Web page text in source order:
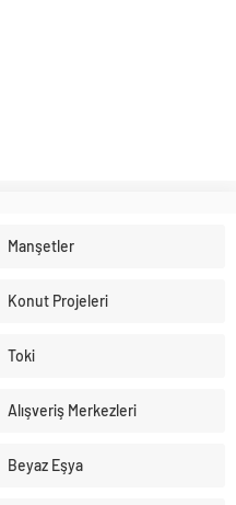
Manşetler
Konut Projeleri
Toki
Alışveriş Merkezleri
Beyaz Eşya